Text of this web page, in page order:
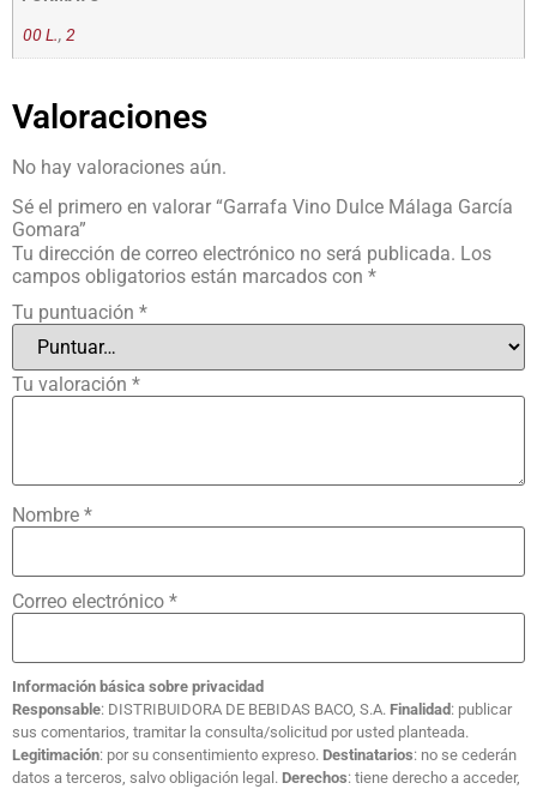
00 L., 2
Valoraciones
No hay valoraciones aún.
Sé el primero en valorar “Garrafa Vino Dulce Málaga García
Gomara”
Tu dirección de correo electrónico no será publicada. Los
campos obligatorios están marcados con *
Tu puntuación *
Tu valoración *
Nombre *
Correo electrónico *
Información básica sobre privacidad
Responsable: DISTRIBUIDORA DE BEBIDAS BACO, S.A. Finalidad : publicar
sus comentarios, tramitar la consulta/solicitud por usted planteada.
Legitimación: por su consentimiento expreso. Destinatarios: no se cederán
datos a terceros, salvo obligación legal. Derechos: tiene derecho a acceder,